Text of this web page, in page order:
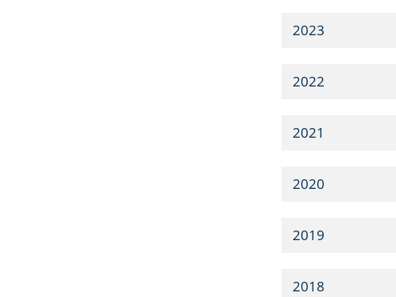
2023
2022
2021
2020
2019
2018